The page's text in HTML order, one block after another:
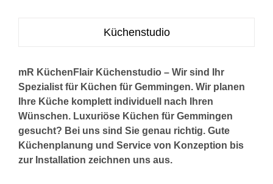
Küchenstudio
mR KüchenFlair Küchenstudio – Wir sind Ihr
Spezialist für Küchen für Gemmingen. Wir planen
Ihre Küche komplett individuell nach Ihren
Wünschen. Luxuriöse Küchen für Gemmingen
gesucht? Bei uns sind Sie genau richtig. Gute
Küchenplanung und Service von Konzeption bis
zur Installation zeichnen uns aus.